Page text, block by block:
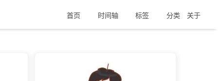
首页 时间轴 标签 分类 关于